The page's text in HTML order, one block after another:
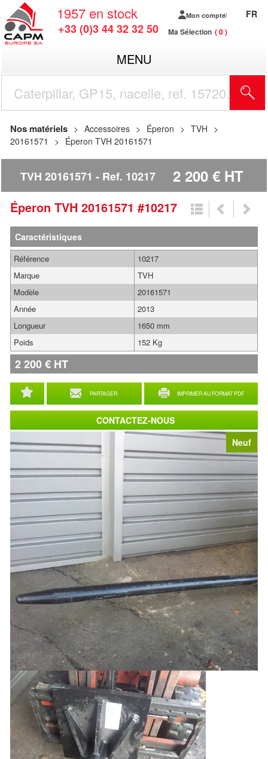
1957 en stock
+33 (0)3 44 32 32 50
Mon compte
Ma Sélection 0
FR
MENU
Nos matériels Accessoires Éperon
TVH
20161571
Éperon TVH 20161571
TVH 20161571 Ref. 10217 2 200 € HT
Éperon TVH 20161571 #10217
Neuf
Caractéristiques
PARTAGER IMPRIMER AU FORMAT PDF
Référence
10217
Marque
TVH
Modèle
20161571
Année
2013
Longueur
1650 mm
Poids
152 Kg
2 200€ HT
CONTACTEZ-NOUS